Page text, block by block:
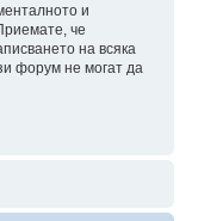
и
че
на всяка
форум не могат да